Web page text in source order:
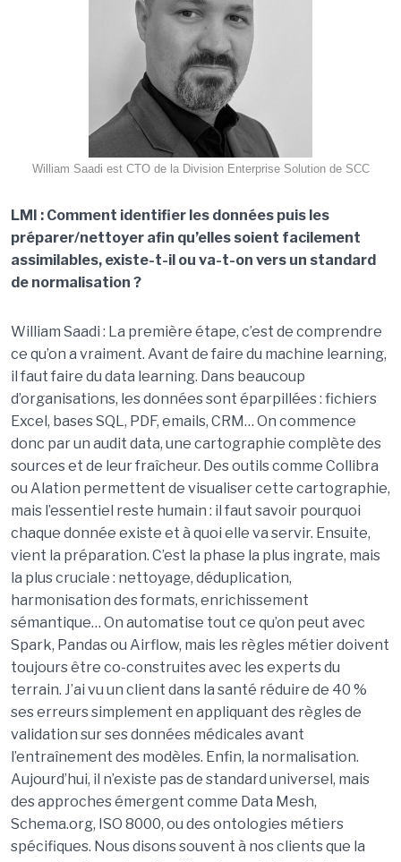
William Saadi est CTO de la Division Enterprise Solution de SCC
LMI : Comment identifier les données puis les
préparer/nettoyer afin qu’elles soient facilement
assimilables, existe-t-il ou va-t-on vers un standard
de normalisation ?
William Saadi : La première étape, c’est de comprendre
ce qu’on a vraiment. Avant de faire du machine learning,
il faut faire du data learning. Dans beaucoup
d’organisations, les données sont éparpillées : fichiers
Excel, bases SQL, PDF, emails, CRM… On commence
donc par un audit data, une cartographie complète des
sources et de leur fraîcheur. Des outils comme Collibra
ou Alation permettent de visualiser cette cartographie,
mais l’essentiel reste humain : il faut savoir pourquoi
chaque donnée existe et à quoi elle va servir. Ensuite,
vient la préparation. C’est la phase la plus ingrate, mais
la plus cruciale : nettoyage, déduplication,
harmonisation des formats, enrichissement
sémantique… On automatise tout ce qu’on peut avec
Spark, Pandas ou Airflow, mais les règles métier doivent
toujours être co-construites avec les experts du
terrain. J’ai vu un client dans la santé réduire de 40 %
ses erreurs simplement en appliquant des règles de
validation sur ses données médicales avant
l’entraînement des modèles. Enfin, la normalisation.
Aujourd’hui, il n’existe pas de standard universel, mais
des approches émergent comme Data Mesh,
Schema.org, ISO 8000, ou des ontologies métiers
spécifiques. Nous disons souvent à nos clients que la